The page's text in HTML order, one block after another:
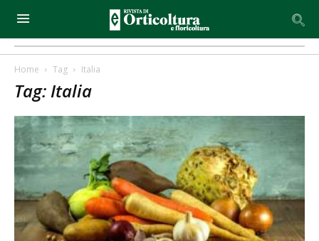
Home Tag Italia
Tag: Italia